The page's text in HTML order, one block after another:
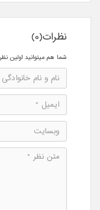
نظرات(0)
شما هم میتوانید اولین